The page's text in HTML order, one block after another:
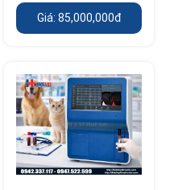
Giá: 85,000,000đ